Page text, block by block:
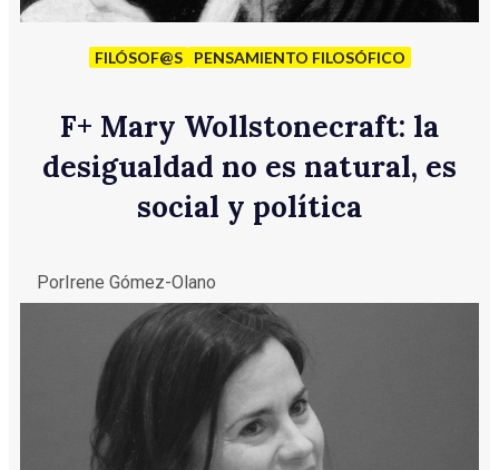
FILÓSOF@S PENSAMIENTO FILOSÓFICO
F+ Mary Wollstonecraft: la
desigualdad no es natural, es
social y política
PorIrene Gómez-Olano